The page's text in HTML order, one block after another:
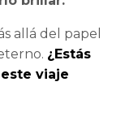
allá del papel
¿Estás
viaje